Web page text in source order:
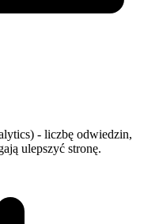
- liczbę odwiedzin,
ulepszyć stronę.